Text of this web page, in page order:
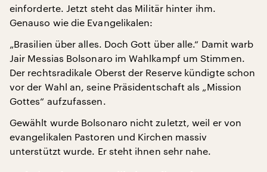
einforderte. Jetzt steht das Militär hinter ihm.
Genauso wie die Evangelikalen:
„Brasilien über alles. Doch Gott über alle.“ Damit warb
Jair Messias Bolsonaro im Wahlkampf um Stimmen.
Der rechtsradikale Oberst der Reserve kündigte schon
vor der Wahl an, seine Präsidentschaft als „Mission
Gottes“ aufzufassen.
Gewählt wurde Bolsonaro nicht zuletzt, weil er von
evangelikalen Pastoren und Kirchen massiv
unterstützt wurde. Er steht ihnen sehr nahe.